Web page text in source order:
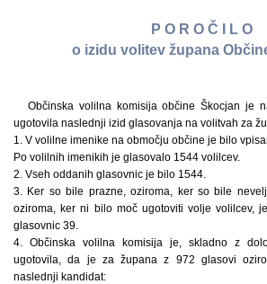
P O R O Č I L O
o izidu volitev župana
Občinska volilna komisija občine Škocjan je
ugotovila naslednji izid glasovanja na volitvah za
1. V volilne imenike na območju občine je bilo
Po volilnih imenikih je glasovalo 1544 volilcev.
2. Vseh oddanih glasovnic je bilo 1544.
3. Ker so bile prazne, oziroma, ker so bile
oziroma, ker ni bilo moč ugotoviti volje volilcev,
glasovnic 39.
4. Občinska volilna komisija je, skladno z
ugotovila, da je za župana z 972 glasovi
naslednji kandidat: